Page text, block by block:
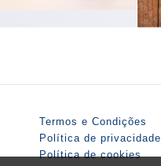
Termos e Condições
Política de privacidade
Política de cookies